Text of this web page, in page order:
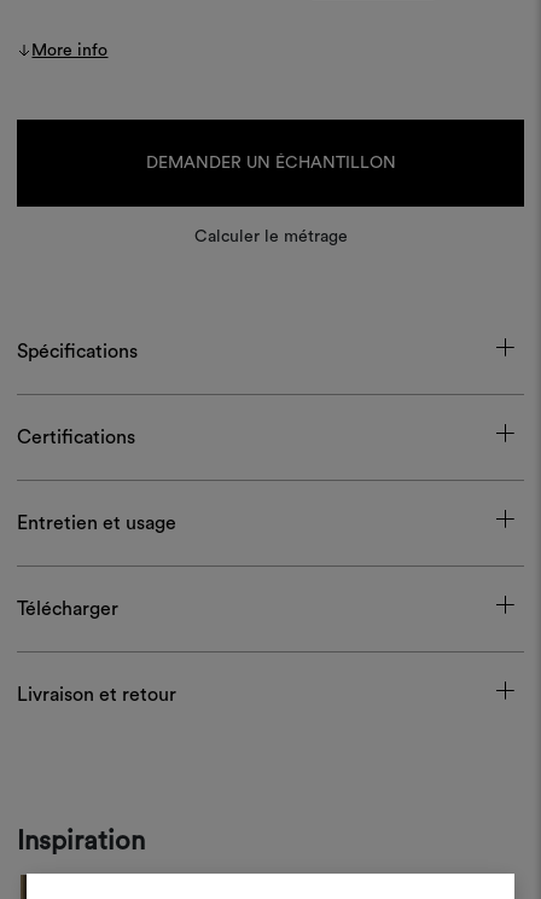
More info
DEMANDER UN ÉCHANTILLON
Calculer le métrage
Spécifications
Certifications
Entretien et usage
Télécharger
Livraison et retour
Inspiration